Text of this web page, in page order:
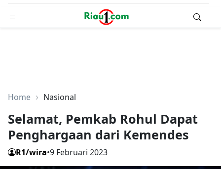
Home Nasional
Selamat, Pemkab Rohul Dapat
Penghargaan dari Kemendes
R1/wira•9 Februari 2023